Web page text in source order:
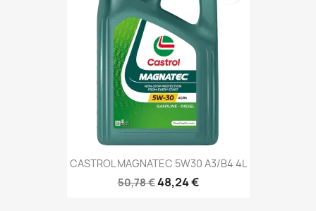
CASTROL MAGNATEC 5W30 A3/B4 4L
50,78 €48,24 €